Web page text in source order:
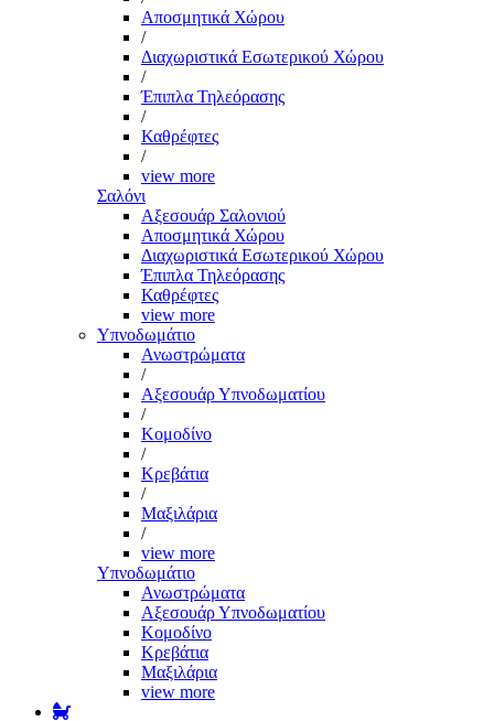
Αποσμητικά Χώρου
/
Διαχωριστικά Εσωτερικού Χώρου
/
Έπιπλα Τηλεόρασης
/
Καθρέφτες
/
view more
Σαλόνι
Αξεσουάρ Σαλονιού
Αποσμητικά Χώρου
Διαχωριστικά Εσωτερικού Χώρου
Έπιπλα Τηλεόρασης
Καθρέφτες
view more
Υπνοδωμάτιο
Ανωστρώματα
/
Αξεσουάρ Υπνοδωματίου
/
Κομοδίνο
/
Κρεβάτια
/
Μαξιλάρια
/
view more
Υπνοδωμάτιο
Ανωστρώματα
Αξεσουάρ Υπνοδωματίου
Κομοδίνο
Κρεβάτια
Μαξιλάρια
view more